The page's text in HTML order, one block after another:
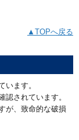
▲TOPへ戻る
います。
認されています。
が、致命的な破損